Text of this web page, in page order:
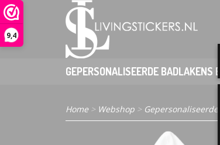
9,4
GEPERSONALISEERDE BADLAKENS
Home> Webshop >